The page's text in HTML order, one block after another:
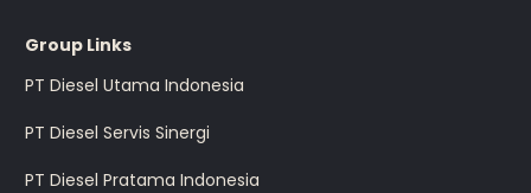
Group Links
PT Diesel Utama Indonesia
PT Diesel Servis Sinergi
PT Diesel Pratama Indonesia